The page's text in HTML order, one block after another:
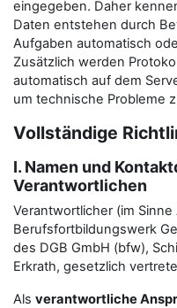
eingegeben. Daher
Daten entstehen durch
Aufgaben automatisch
Zusätzlich werden
automatisch auf dem
um technische Probleme
Vollständige
I. Namen und
Verantwortlichen
Verantwortlicher (im Sinne
Berufsfortbildungswerk
des DGB GmbH (bfw),
Erkrath, gesetzlich
Als verantwortliche